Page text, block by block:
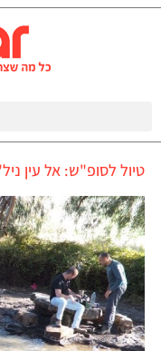
טיול לסופ"ש: אל עין ניל"י